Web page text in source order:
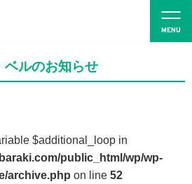
ベルのお知らせ
$additional_loop in
public_html/wp/wp-
archive.php on line 52